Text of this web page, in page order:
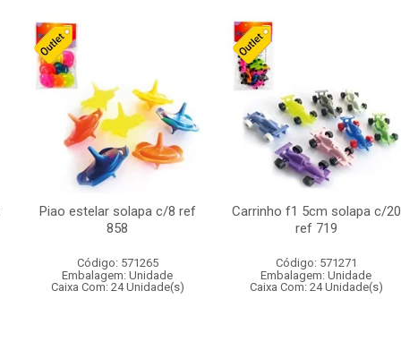
Piao estelar solapa c/8 ref
858
Código: 571265
Embalagem: Unidade
Caixa Com: 24 Unidade(s)
Carrinho f1 5cm solapa c/20
ref 719
Código: 571271
Embalagem: Unidade
Caixa Com: 24 Unidade(s)